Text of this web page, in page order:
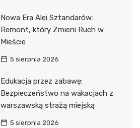
Nowa Era Alei Sztandarów:
Remont, który Zmieni Ruch w
Mieście
5 sierpnia 2026
Edukacja przez zabawę:
Bezpieczeństwo na wakacjach z
warszawską strażą miejską
5 sierpnia 2026